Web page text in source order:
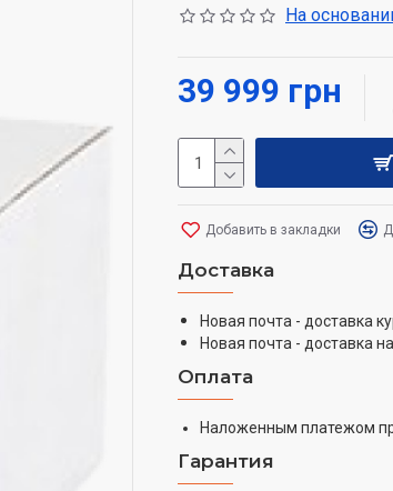
На
39 999 грн
Добавить в закладки
Доставка
Новая почта - доставка
Новая почта - доставка
Оплата
Наложенным платежом
Гарантия